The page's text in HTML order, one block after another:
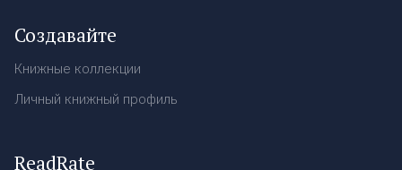
Создавайте
Книжные коллекции
Личный книжный профиль
ReadRate